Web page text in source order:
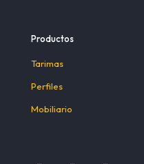
Productos
Tarimas
Perfiles
Mobiliario